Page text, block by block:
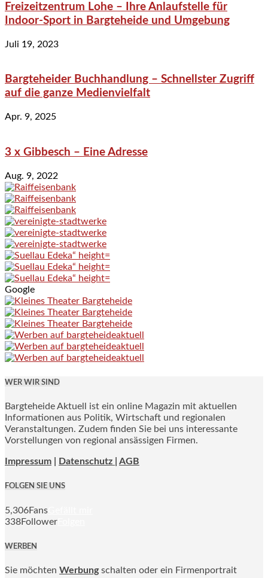
Freizeitzentrum Lohe – Ihre Anlaufstelle für
Indoor-Sport in Bargteheide und Umgebung
Juli 19, 2023
Bargteheider Buchhandlung – Schnellster Zugriff
auf die ganze Medienvielfalt
Apr. 9, 2025
3 x Gibbesch – Eine Adresse
Aug. 9, 2022
Google
WER WIR SIND
Bargteheide Aktuell ist ein online Magazin mit aktuellen
Informationen aus Politik, Wirtschaft und regionalen
Veranstaltungen. Zudem finden Sie bei uns interessante
Vorstellungen von regional ansässigen Firmen.
Impressum Datenschutz | AGB
FOLGEN SIE UNS
5,306Fans
338Follower
WERBEN
Sie möchten Werbung schalten oder ein Firmenportrait